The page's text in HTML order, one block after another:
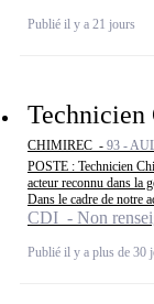
Publié il y a 21 jours
CHIMIREC - 93 -
POSTE : Technicien
acteur reconnu dans la
Dans le cadre de notre
CDI - Non
Publié il y a plus de 30